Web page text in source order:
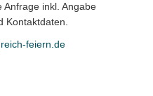
Anfrage inkl. Angabe
Kontaktdaten.
feiern.de